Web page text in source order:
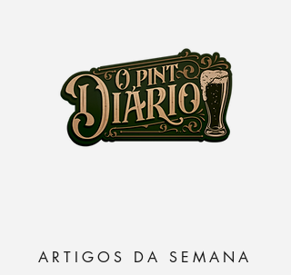
ARTIGOS DA SEMANA